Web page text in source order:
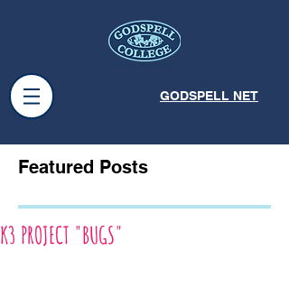
GODSPELL NET
Featured Posts
K3 PROJECT "BUGS"